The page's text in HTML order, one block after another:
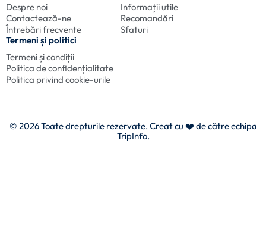
Despre noi
Contactează-ne
Întrebări frecvente
Informații utile
Recomandări
Sfaturi
Termeni și politici
Termeni și condiții
Politica de confidențialitate
Politica privind cookie-urile
© 2026 Toate drepturile rezervate. Creat cu ❤️ de către echipa
TripInfo.